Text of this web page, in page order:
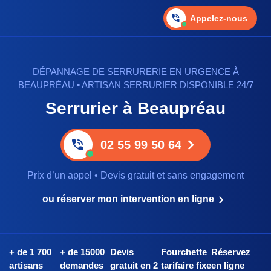
Appelez-nous
DÉPANNAGE DE SERRURERIE EN URGENCE À
BEAUPRÉAU • ARTISAN SERRURIER DISPONIBLE 24/7
Serrurier à Beaupréau
02 55 99 50 64
Prix d’un appel • Devis gratuit et sans engagement
ou réserver mon intervention en ligne
+ de 1 700
artisans
+ de 15000
demandes
Devis
gratuit en 2
Fourchette
tarifaire fixe
Réservez
en ligne